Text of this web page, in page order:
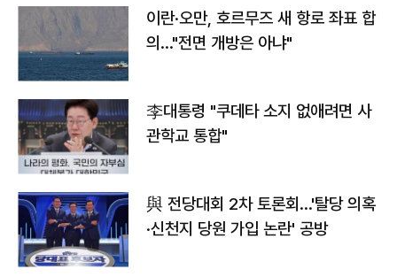
이란·오만, 호르무즈 새 항로 좌표 합
의…"전면 개방은 아냐"
李대통령 "쿠데타 소지 없애려면 사
관학교 통합"
與 전당대회 2차 토론회…'탈당 의혹
·신천지 당원 가입 논란' 공방